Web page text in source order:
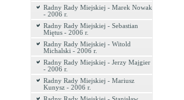
Radny Rady Miejskiej - Marek Nowak
- 2006 r.
Radny Rady Miejskiej - Sebastian
Miętus - 2006 r.
Radny Rady Miejskiej - Witold
Michalski - 2006 r.
Radny Rady Miejskiej - Jerzy Majgier
- 2006 r.
Radny Rady Miejskiej - Mariusz
Kunysz - 2006 r.